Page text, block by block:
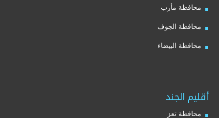
محافظة مأرب
محافظة الجوف
محافظة البيضاء
أقليم الجند
محافظة تعز